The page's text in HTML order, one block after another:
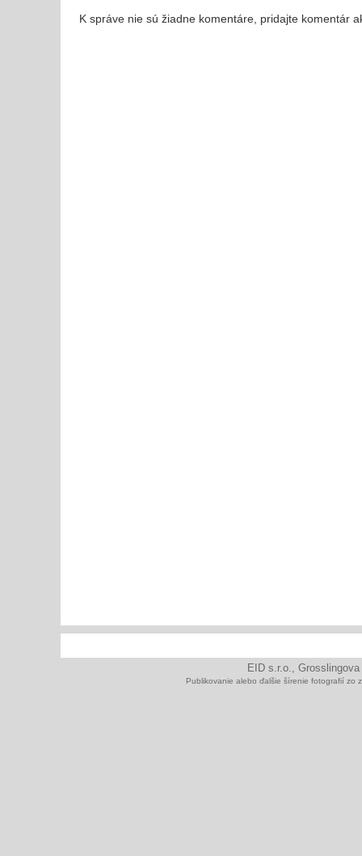
K správe nie sú žiadne komentáre, pridajte komentár
EID s.r.o.,
Publikovanie alebo ďalšie šírenie fotografií zo